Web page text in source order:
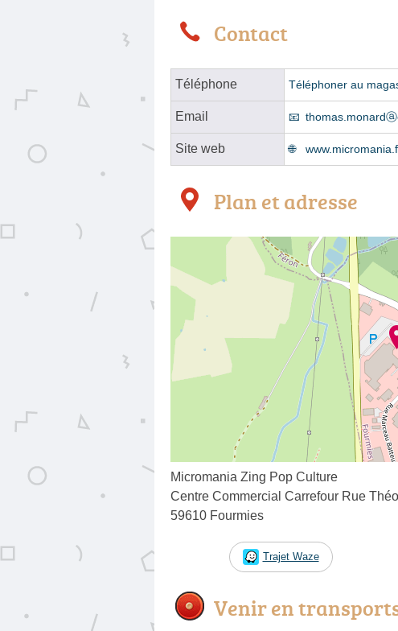
Contact
Téléphone Téléphoner au
Email
Site web
Plan et adresse
Micromania Zing Pop Culture
Centre Commercial Carrefour Rue
59610 Fourmies
Trajet Waze
Venir en